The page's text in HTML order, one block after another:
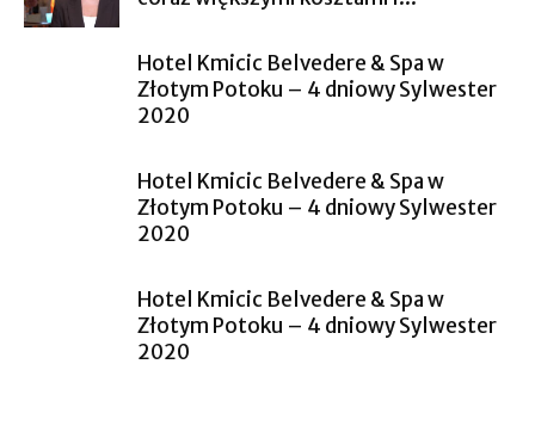
Hotel Kmicic Belvedere & Spa w
Złotym Potoku – 4 dniowy Sylwester
2020
Hotel Kmicic Belvedere & Spa w
Złotym Potoku – 4 dniowy Sylwester
2020
Hotel Kmicic Belvedere & Spa w
Złotym Potoku – 4 dniowy Sylwester
2020